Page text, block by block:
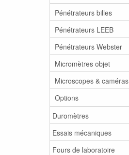
Pénétrateurs billes
Pénétrateurs LEEB
Pénétrateurs Webster
Micromètres objet
Microscopes & caméras
Options
Duromètres
Essais mécaniques
Fours de laboratoire